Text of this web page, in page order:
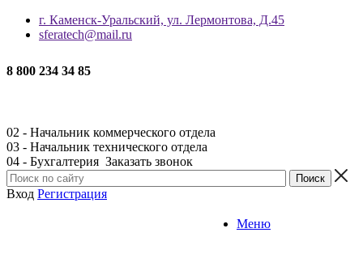
г. Каменск-Уральский, ул. Лермонтова, Д.45
sferatech@mail.ru
8 800 234 34 85
02 - Начальник коммерческого отдела
03 - Начальник технического отдела
04 - Бухгалтерия Заказать звонок
Вход Регистрация
Меню